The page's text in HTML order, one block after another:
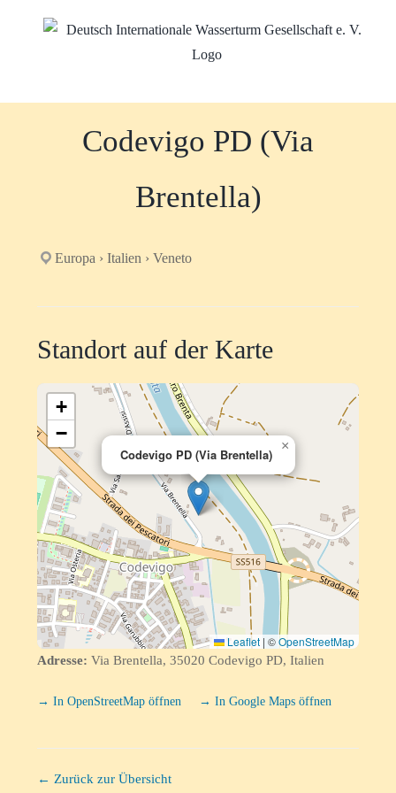
Codevigo PD (Via
Brentella)
Europa › Italien › Veneto
Standort auf der Karte
Codevigo PD (Via Brentella)
×
+
−
Leaflet | ©OpenStreetMap
Adresse: Via Brentella, 35020 Codevigo PD, Italien
→ In OpenStreetMap öffnen → In Google Maps öffnen
← Zurück zur Übersicht